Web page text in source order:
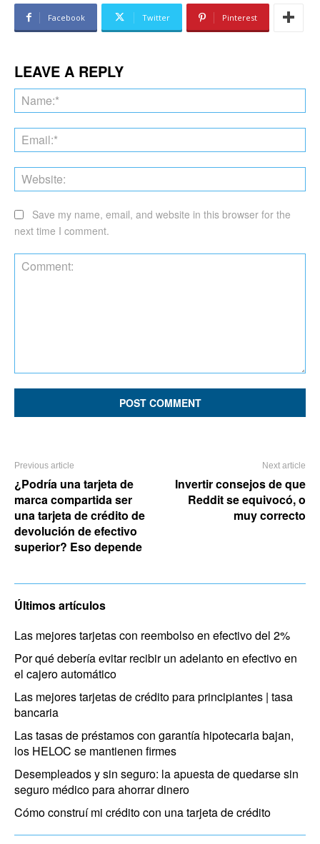
Facebook Twitter Pinterest
LEAVE A REPLY
Save my name, email, and website in this browser for the
next time I comment.
Previous article
¿Podría una tarjeta de
marca compartida ser
una tarjeta de crédito de
devolución de efectivo
superior? Eso depende
Next article
Invertir consejos de que
Reddit se equivocó, o
muy correcto
Últimos artículos
Las mejores tarjetas con reembolso en efectivo del 2%
Por qué debería evitar recibir un adelanto en efectivo en
el cajero automático
Las mejores tarjetas de crédito para principiantes | tasa
bancaria
Las tasas de préstamos con garantía hipotecaria bajan,
los HELOC se mantienen firmes
Desempleados y sin seguro: la apuesta de quedarse sin
seguro médico para ahorrar dinero
Cómo construí mi crédito con una tarjeta de crédito